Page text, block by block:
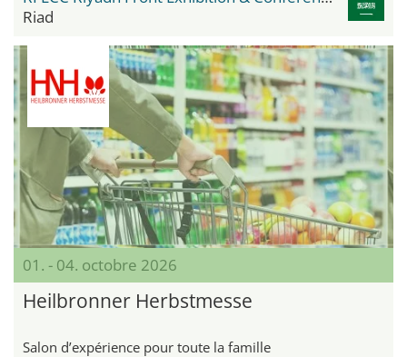
Riad
01. - 04. octobre 2026
Heilbronner Herbstmesse
Salon d’expérience pour toute la famille